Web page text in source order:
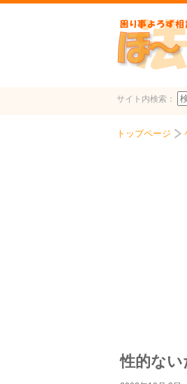
サイト内検索：
トップページ
性的な